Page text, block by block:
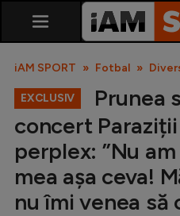
SuperLiga
iAM SPORT Fotbal
EXCLUSIV
Prunea
concert
perplex: ”Nu
mea așa ceva!
nu îmi venea să